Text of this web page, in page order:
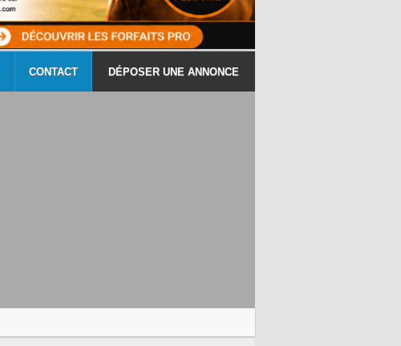
CONTACT DÉPOSER UNE ANNONCE